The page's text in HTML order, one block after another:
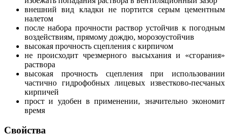
внешний вид кладки не портится серым цементным
налетом
после набора прочности раствор устойчив к погодным
воздействиям, прямому дождю, морозоустойчив
высокая прочность сцепления с кирпичом
не происходит чрезмерного высыхания и «сгорания»
раствора
высокая прочность сцепления при использовании
частично гидрофобных лицевых известково-песчаных
кирпичей
прост и удобен в применении, значительно экономит
время
Свойства